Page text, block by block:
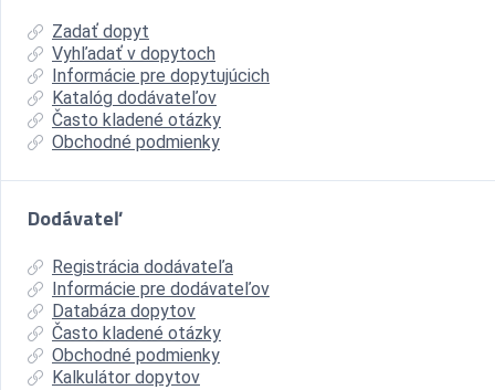
Zadať dopyt
Vyhľadať v dopytoch
Informácie pre dopytujúcich
Katalóg dodávateľov
Často kladené otázky
Obchodné podmienky
Dodávateľ
Registrácia dodávateľa
Informácie pre dodávateľov
Databáza dopytov
Často kladené otázky
Obchodné podmienky
Kalkulátor dopytov